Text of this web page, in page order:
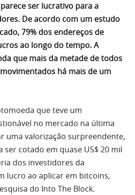
ser lucrativo para a
De acordo com um estudo
79% dos endereços de
ao longo do tempo. A
que mais da metade de todos
há mais de um
que teve um
no mercado na última
uma valorização surpreendente,
ser cotado em quase US$ 20 mil
dos investidores da
lucro ao aplicar em bitcoins,
do Into The Block.